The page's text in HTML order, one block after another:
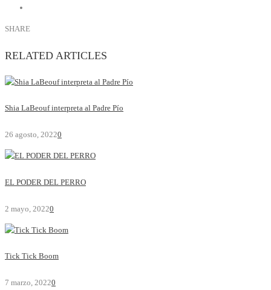
SHARE
RELATED ARTICLES
Shia LaBeouf interpreta al Padre Pío
26 agosto, 20220
EL PODER DEL PERRO
2 mayo, 20220
Tick Tick Boom
7 marzo, 20220